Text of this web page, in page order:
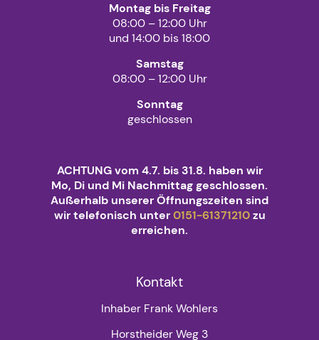
Montag bis Freitag
08:00 – 12:00 Uhr
und 14:00 bis 18:00
Samstag
08:00 – 12:00 Uhr
Sonntag
geschlossen
ACHTUNG vom 4.7. bis 31.8. haben wir
Mo, Di und Mi Nachmittag geschlossen.
Außerhalb unserer Öffnungszeiten sind
wir telefonisch unter0151-61371210zu
erreichen.
Kontakt
Inhaber Frank Wohlers
Horstheider Weg 3